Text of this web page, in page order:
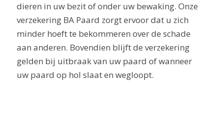
dieren in uw bezit of onder uw bewaking. Onze
verzekering BA Paard zorgt ervoor dat u zich
minder hoeft te bekommeren over de schade
aan anderen. Bovendien blijft de verzekering
gelden bij uitbraak van uw paard of wanneer
uw paard op hol slaat en wegloopt.